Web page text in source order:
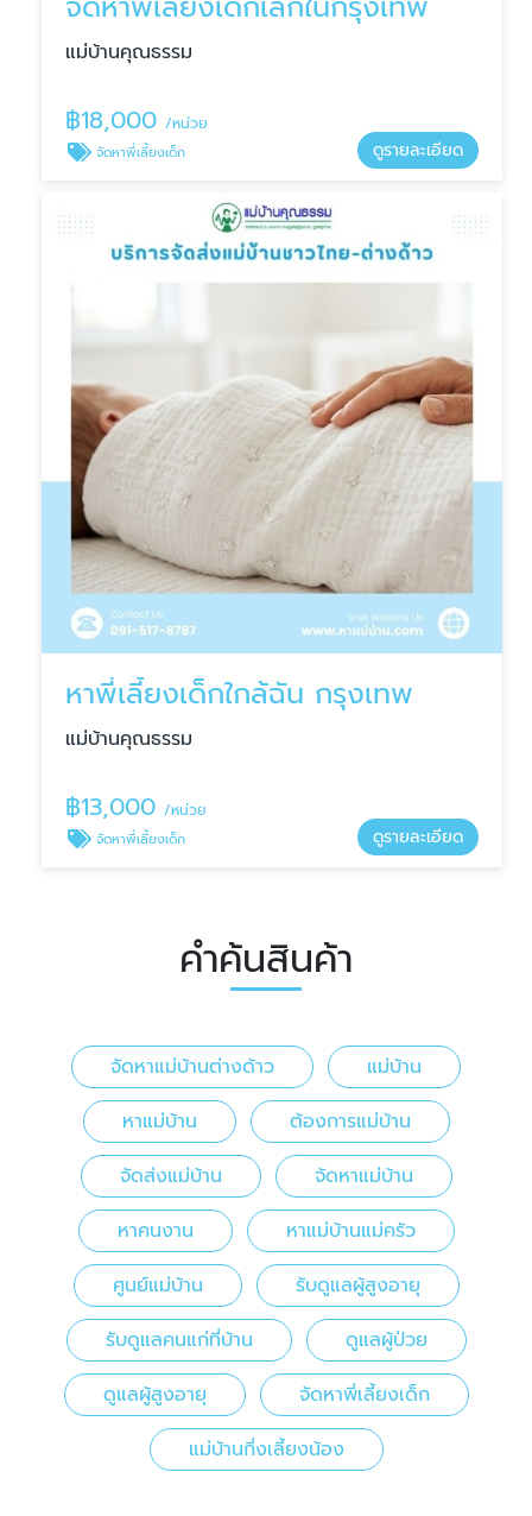
แม่บ้านคุณธรรม
฿18,000 /หน่วย
จัดหาพี่เลี้ยงเด็ก ดูรายละเอียด
หาพี่เลี้ยงเด็กใกล้ฉัน กรุงเทพ
แม่บ้านคุณธรรม
฿13,000 /หน่วย
จัดหาพี่เลี้ยงเด็ก ดูรายละเอียด
คำค้นสินค้า
จัดหาแม่บ้านต่างด้าว
แม่บ้าน
หาแม่บ้าน
ต้องการแม่บ้าน
จัดส่งแม่บ้าน
จัดหาแม่บ้าน
หาคนงาน
หาแม่บ้านแม่ครัว
ศูนย์แม่บ้าน
รับดูแลผู้สูงอายุ
รับดูแลคนแก่ที่บ้าน
ดูแลผู้ป่วย
ดูแลผู้สูงอายุ
จัดหาพี่เลี้ยงเด็ก
แม่บ้านกี่งเลี้ยงน้อง